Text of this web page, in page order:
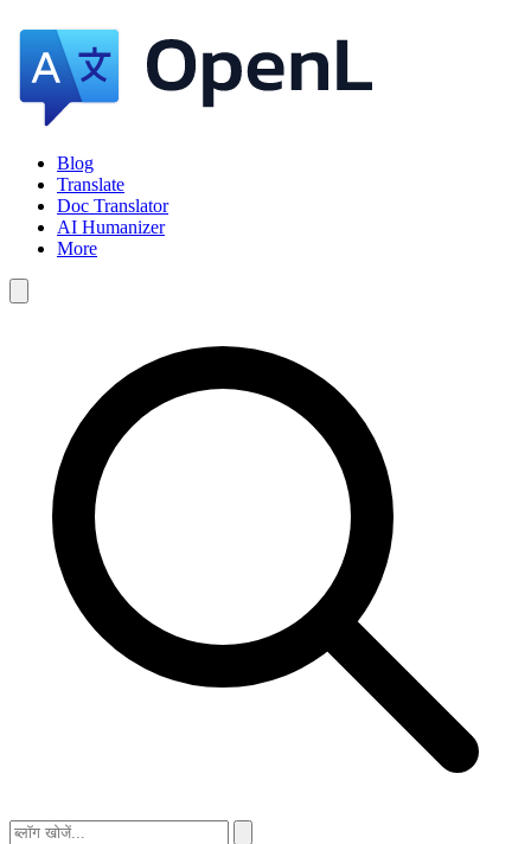
Blog
Translate
Doc Translator
AI Humanizer
More